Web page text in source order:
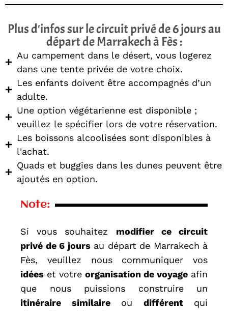
Plus d'infos sur le circuit privé de 6 jours au
départ de Marrakech à Fès :
Au campement dans le désert, vous logerez
dans une tente privée de votre choix.
Les enfants doivent être accompagnés d’un
adulte.
Une option végétarienne est disponible ;
veuillez le spécifier lors de votre réservation.
Les boissons alcoolisées sont disponibles à
l'achat.
Quads et buggies dans les dunes peuvent être
ajoutés en option.
Note:
Si vous souhaitez modifier ce circuit
privé de 6 jours au départ de Marrakech à
Fès, veuillez nous communiquer vos
idées et votre organisation de voyage afin
que nous puissions construire un
itinéraire similaireou différentqui